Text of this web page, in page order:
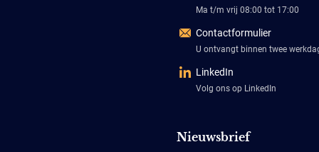
Ma t/m vrij 08:00 tot 17:00
Contactformulier
U ontvangt binnen twee
LinkedIn
Volg ons op LinkedIn
Nieuwsbrief